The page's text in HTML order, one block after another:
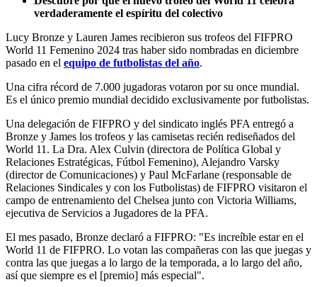
verdaderamente el espíritu del colectivo
Lucy Bronze y Lauren James recibieron sus trofeos del FIFPRO
World 11 Femenino 2024 tras haber sido nombradas en diciembre
pasado en el equipo de futbolistas del año.
Una cifra récord de 7.000 jugadoras votaron por su once mundial.
Es el único premio mundial decidido exclusivamente por futbolistas.
Una delegación de FIFPRO y del sindicato inglés PFA entregó a
Bronze y James los trofeos y las camisetas recién rediseñados del
World 11. La Dra. Alex Culvin (directora de Política Global y
Relaciones Estratégicas, Fútbol Femenino), Alejandro Varsky
(director de Comunicaciones) y Paul McFarlane (responsable de
Relaciones Sindicales y con los Futbolistas) de FIFPRO visitaron el
campo de entrenamiento del Chelsea junto con Victoria Williams,
ejecutiva de Servicios a Jugadores de la PFA.
El mes pasado, Bronze declaró a FIFPRO: "Es increíble estar en el
World 11 de FIFPRO. Lo votan las compañeras con las que juegas y
contra las que juegas a lo largo de la temporada, a lo largo del año,
así que siempre es el [premio] más especial".